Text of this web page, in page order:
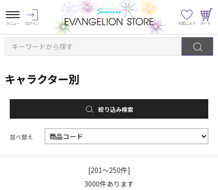
キーワードから探す
キャラクター別
絞り込み検索
並べ替え
[201～250件]
3000件あります